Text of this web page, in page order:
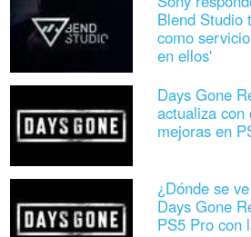
Blend Studio
como
en ellos'
Days Gone
actualiza con
mejoras en
¿Dónde se
Days Gone
PS5 Pro con